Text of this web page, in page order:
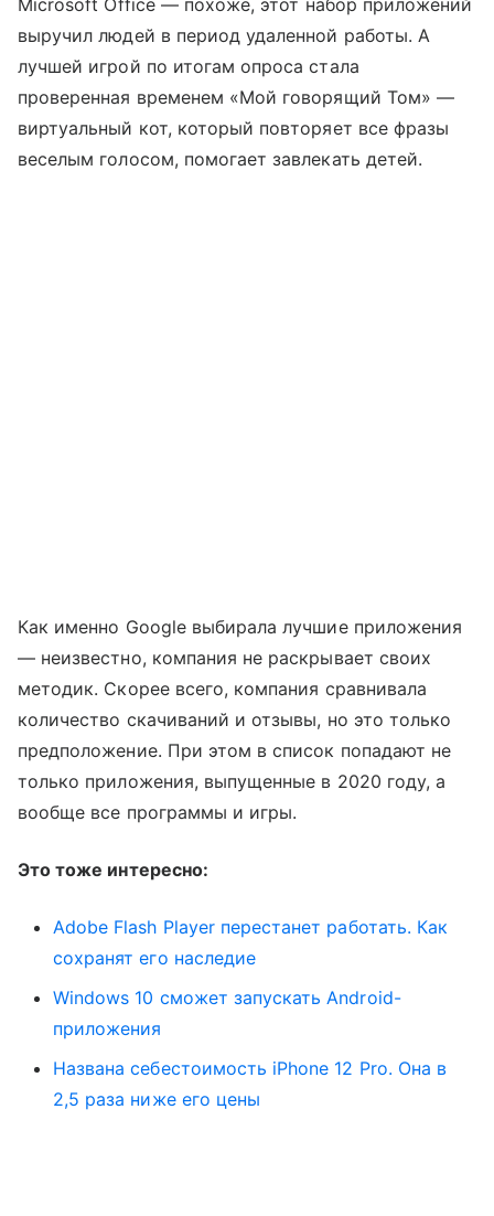
выручил людей в период удаленной работы. А
лучшей игрой по итогам опроса стала
проверенная временем «Мой говорящий Том» —
виртуальный кот, который повторяет все фразы
веселым голосом, помогает завлекать детей.
Как именно Google выбирала лучшие приложения
— неизвестно, компания не раскрывает своих
методик. Скорее всего, компания сравнивала
количество скачиваний и отзывы, но это только
предположение. При этом в список попадают не
только приложения, выпущенные в 2020 году, а
вообще все программы и игры.
Это тоже интересно:
Adobe Flash Player перестанет работать. Как
сохранят его наследие
Windows 10 сможет запускать Android-
приложения
Названа себестоимость iPhone 12 Pro. Она в
2,5 раза ниже его цены